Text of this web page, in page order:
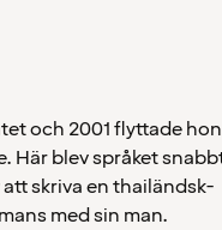
och 2001 flyttade hon
Här blev språket
skriva en thailändsk-
med sin man.